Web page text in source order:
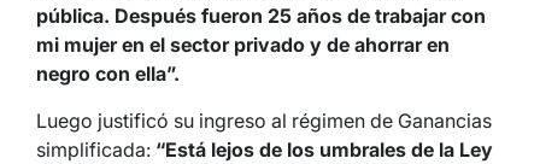
pública. Después fueron 25 años de trabajar con
mi mujer en el sector privado y de ahorrar en
negro con ella”.
Luego justificó su ingreso al régimen de Ganancias
simplificada: “Está lejos de los umbrales de la Ley